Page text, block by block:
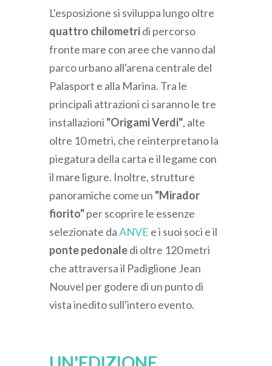
L'esposizione si sviluppa lungo oltre
quattro chilometridi percorso
fronte mare con aree che vanno dal
parco urbano all'arena centrale del
Palasport e alla Marina. Tra le
principali attrazioni ci saranno le tre
installazioni "Origami Verdi", alte
oltre 10 metri, che reinterpretano la
piegatura della carta e il legame con
il mare ligure. Inoltre, strutture
panoramiche come un "Mirador
fiorito"per scoprire le essenze
selezionate daANVE e i suoi soci e il
ponte pedonaledi oltre 120 metri
che attraversa il Padiglione Jean
Nouvel per godere di un punto di
vista inedito sull'intero evento.